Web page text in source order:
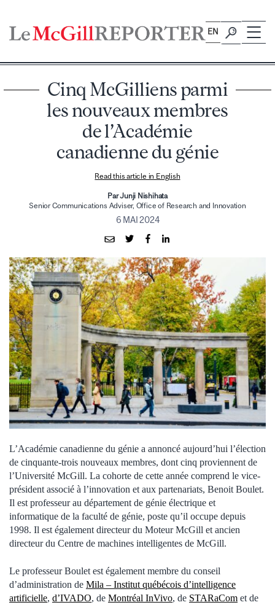
content
EN
Cinq McGilliens parmi
les nouveaux membres
de l’Académie
canadienne du génie
Read this article in English
Par Junji Nishihata
Senior Communications Adviser, Office of Research and Innovation
6 MAI 2024
L’Académie canadienne du génie a annoncé aujourd’hui l’élection
de cinquante-trois nouveaux membres, dont cinq proviennent de
l’Université McGill. La cohorte de cette année comprend le vice-
président associé à l’innovation et aux partenariats, Benoit Boulet.
Il est professeur au département de génie électrique et
informatique de la faculté de génie, poste qu’il occupe depuis
1998. Il est également directeur du Moteur McGill et ancien
directeur du Centre de machines intelligentes de McGill.
Le professeur Boulet est également membre du conseil
d’administration de Mila – Institut québécois d’intelligence
artificielle, d’IVADO, de Montréal InVivo, de STARaCom et de